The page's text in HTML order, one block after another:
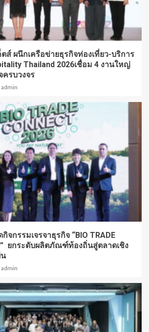
ส์ ผนึกเครือข่ายธุรกิจท่องเที่ยว-บริการ
Thailand 2026เชื่อม 4 งานใหญ่
ครบวงจร
admin
จกรรมเจรจาธุรกิจ “BIO TRADE
ยกระดับผลิตภัณฑ์ท้องถิ่นสู่ตลาดเชิง
admin